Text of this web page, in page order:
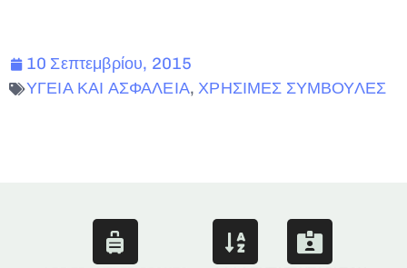
10 Σεπτεμβρίου, 2015
ΥΓΕΙΑ ΚΑΙ ΑΣΦΑΛΕΙΑ,ΧΡΗΣΙΜΕΣ ΣΥΜΒΟΥΛΕΣ